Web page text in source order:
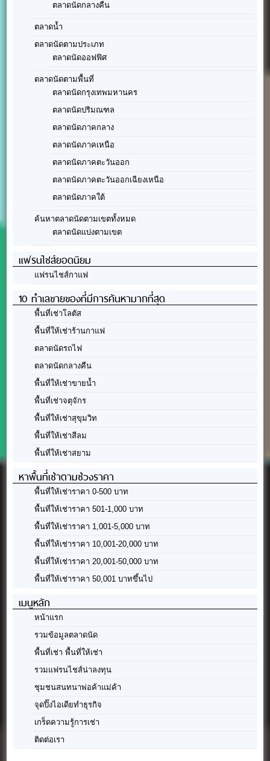
ตลาดนัดกลางคืน
ตลาดน้ำ
ตลาดนัดตามประเภท
ตลาดนัดออฟฟิศ
ตลาดนัดตามพื้นที่
ตลาดนัดกรุงเทพมหานคร
ตลาดนัดปริมณฑล
ตลาดนัดภาคกลาง
ตลาดนัดภาคเหนือ
ตลาดนัดภาคตะวันออก
ตลาดนัดภาคตะวันออกเฉียงเหนือ
ตลาดนัดภาคใต้
ค้นหาตลาดนัดตามเขตทั้งหมด
ตลาดนัดแบ่งตามเขต
แฟรนไชส์ยอดนิยม
แฟรนไชส์กาแฟ
10 ทำเลขายของที่มีการค้นหามากที่สุด
พื้นที่เช่าโลตัส
พื้นที่ให้เช่าร้านกาแฟ
ตลาดนัดรถไฟ
ตลาดนัดกลางคืน
พื้นที่ให้เช่าขายน้ำ
พื้นที่เช่าจตุจักร
พื้นที่ให้เช่าสุขุมวิท
พื้นที่ให้เช่าสีลม
พื้นที่ให้เช่าสยาม
หาพื้นที่เช่าตามช่วงราคา
พื้นที่ให้เช่าราคา 0-500 บาท
พื้นที่ให้เช่าราคา 501-1,000 บาท
พื้นที่ให้เช่าราคา 1,001-5,000 บาท
พื้นที่ให้เช่าราคา 10,001-20,000 บาท
พื้นที่ให้เช่าราคา 20,001-50,000 บาท
พื้นที่ให้เช่าราคา 50,001 บาทขึ้นไป
เมนูหลัก
หน้าแรก
รวมข้อมูลตลาดนัด
พื้นที่เช่า พื้นที่ให้เช่า
รวมแฟรนไชส์น่าลงทุน
ชุมชนสนทนาพ่อค้าแม่ค้า
จุดปิ๊งไอเดียทำธุรกิจ
เกร็ดความรู้การเช่า
ติดต่อเรา